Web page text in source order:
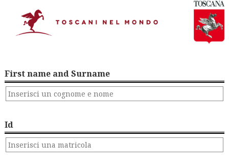
First name and Surname
Id